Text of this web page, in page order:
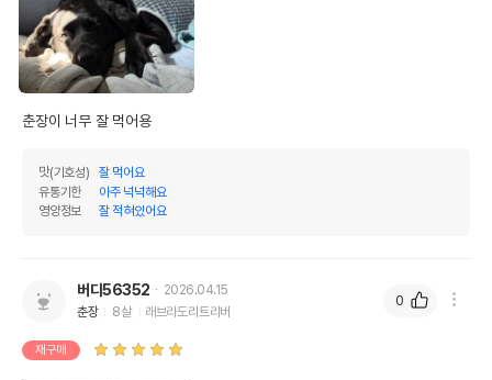
춘장이 너무 잘 먹어용
맛(기호성)
잘 먹어요
유통기한
아주 넉넉해요
영양정보
잘 적혀있어요
버디56352
2026.04.15
춘장
8살 래브라도리트리버
재구매
0